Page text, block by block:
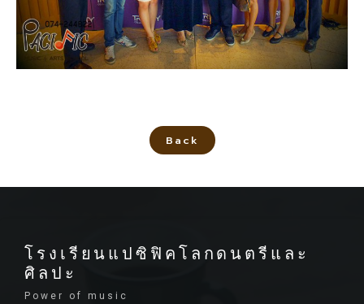
Back
โรงเรียนแปซิฟิคโลกดนตรีและ
ศิลปะ
Power of music